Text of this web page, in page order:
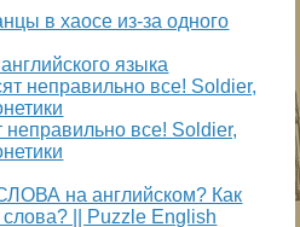
в хаосе из-за одного
языка
неправильно все! Soldier,